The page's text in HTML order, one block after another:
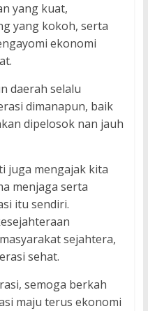
yang kuat,
yang kokoh, serta
ekonomi
daerah selalu
dimanapun, baik
dipelosok nan jauh
juga mengajak kita
menjaga serta
itu sendiri.
sejahtera,
sehat.
semoga berkah
maju terus ekonomi